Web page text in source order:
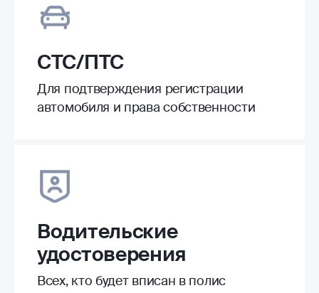
СТС/ПТС
Для подтверждения регистрации
автомобиля и права собственности
Водительские
удостоверения
Всех, кто будет вписан в полис